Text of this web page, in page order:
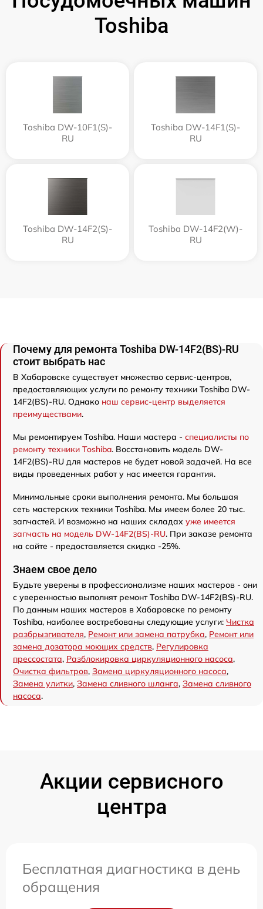
Toshiba
Toshiba DW-10F1(S)-
RU
Toshiba DW-14F1(S)-
RU
Toshiba DW-14F2(S)-
RU
Toshiba DW-14F2(W)-
RU
Почему для ремонта Toshiba DW-14F2(BS)-RU
стоит выбрать нас
В Хабаровске существует множество сервис-центров,
предоставляющих услуги по ремонту техники Toshiba DW-
14F2(BS)-RU. Однако наш сервис-центр выделяется
преимуществами.
Мы ремонтируем Toshiba. Наши мастера - специалисты по
ремонту техники Toshiba. Восстановить модель DW-
14F2(BS)-RU для мастеров не будет новой задачей. На все
виды проведенных работ у нас имеется гарантия.
Минимальные сроки выполнения ремонта. Мы большая
сеть мастерских техники Toshiba. Мы имеем более 20 тыс.
запчастей. И возможно на наших складах уже имеется
запчасть на модель DW-14F2(BS)-RU. При заказе ремонта
на сайте - предоставляется скидка -25%.
Знаем свое дело
Будьте уверены в профессионализме наших мастеров - они
с уверенностью выполнят ремонт Toshiba DW-14F2(BS)-RU.
По данным наших мастеров в Хабаровске по ремонту
Toshiba, наиболее востребованы следующие услуги: Чистка
разбрызгивателя, Ремонт или замена патрубка, Ремонт или
замена дозатора моющих средств, Регулировка
прессостата, Разблокировка циркуляционного насоса,
Очистка фильтров, Замена циркуляционного насоса,
Замена улитки, Замена сливного шланга, Замена сливного
насоса.
Акции сервисного
центра
Бесплатная диагностика в день
обращения